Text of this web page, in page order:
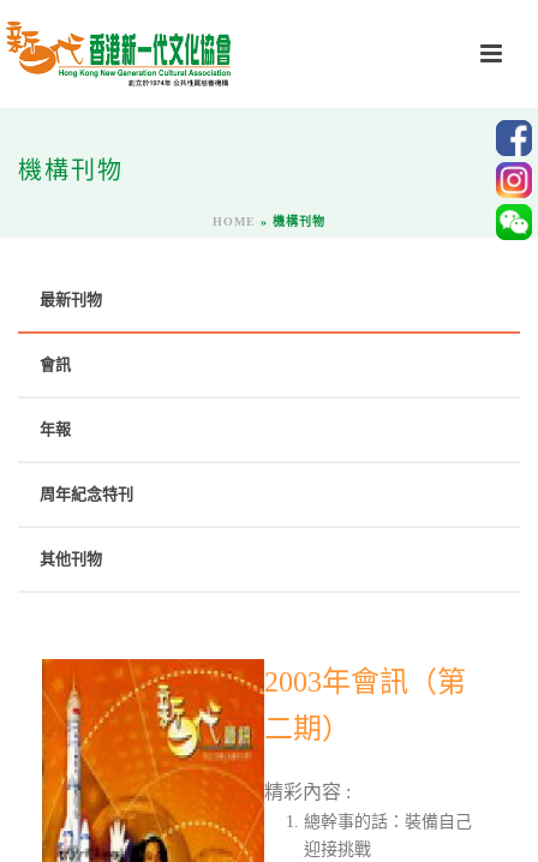
機構刊物
HOME » 機構刊物
最新刊物
會訊
年報
周年紀念特刊
其他刊物
2003年會訊（第
二期）
精彩內容 :
總幹事的話：裝備自己
迎接挑戰